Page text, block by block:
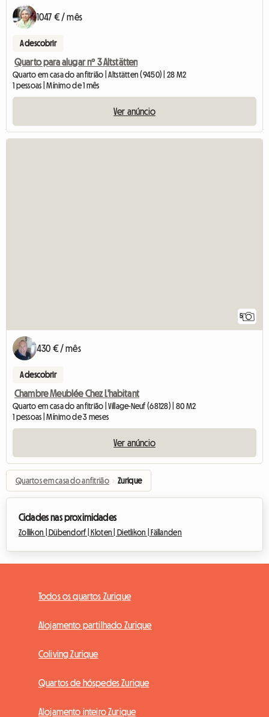
1047 € / mês
A descobrir
Quarto para alugar nº 3 Altstätten
Quarto em casa do anfitrião | Altstätten (9450) | 28 M2
1 pessoas | Mínimo de 1 mês
Ver anúncio
5
430 € / mês
A descobrir
Chambre Meublée Chez L'habitant
Quarto em casa do anfitrião | Village-Neuf (68128) | 80 M2
1 pessoas | Mínimo de 3 meses
Ver anúncio
Quartos em casa do anfitrião › Zurique
Cidades nas proximidades
Zollikon | Dübendorf | Kloten | Dietlikon | Fällanden
Todos os quartos Zurique
Alojamento partilhado Zurique
Coliving Zurique
Quartos de hóspedes Zurique
Alojamento inteiro Zurique